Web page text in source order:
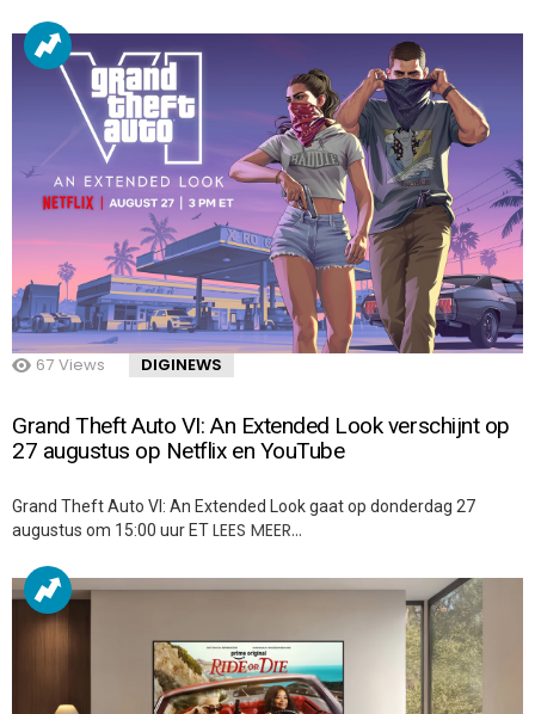
67 Views DIGINEWS
Grand Theft Auto VI: An Extended Look verschijnt op
27 augustus op Netflix en YouTube
Grand Theft Auto VI: An Extended Look gaat op donderdag 27
augustus om 15:00 uur ETLEES MEER…